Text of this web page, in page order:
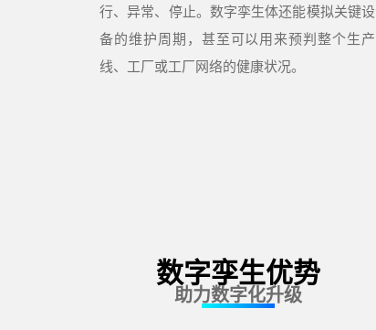
行、异常、停止。数字孪生体还能模拟关键设
备的维护周期，甚至可以用来预判整个生产
线、工厂或工厂网络的健康状况。
数字孪生优势
助力数字化升级